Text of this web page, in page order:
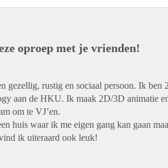
oproep met je vrienden!
gezellig, rustig en sociaal persoon. Ik
aan de HKU. Ik maak 2D/3D animatie
om te VJ’en.
huis waar ik me eigen gang kan gaan
ik uiteraard ook leuk!